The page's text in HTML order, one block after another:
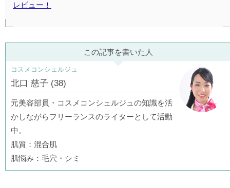
レビュー！
この記事を書いた人
コスメコンシェルジュ
北口 慈子 (38)
元美容部員・コスメコンシェルジュの知識を活
かしながらフリーランスのライターとして活動
中。
肌質：混合肌
肌悩み：毛穴・シミ